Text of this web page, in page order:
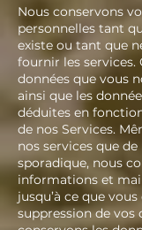
Nous conservons
personnelles tant
existe ou tant que
fournir les services.
données que vous
ainsi que les
déduites en
de nos Services.
nos services que
sporadique, nous
informations et
jusqu’à ce que
suppression de vos